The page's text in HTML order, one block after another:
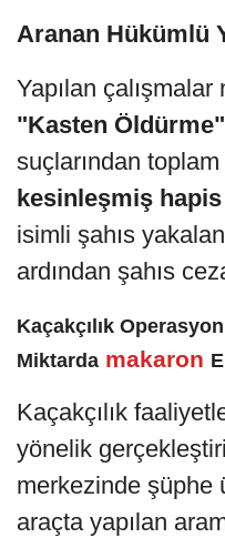
Aranan Hükümlü
Yapılan
"Kasten Öldürme"
suçlarından toplam
kesinleşmiş hapis
isimli şahıs
ardından şahıs
Kaçakçılık
Miktarda makaron
Kaçakçılık
yönelik
merkezinde şüphe
araçta yapılan